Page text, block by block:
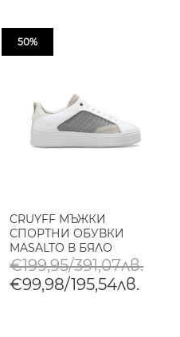
50%
CRUYFF МЪЖКИ
СПОРТНИ ОБУВКИ
MASALTO В БЯЛО
€199,95/391,07лв.
€99,98/195,54лв.